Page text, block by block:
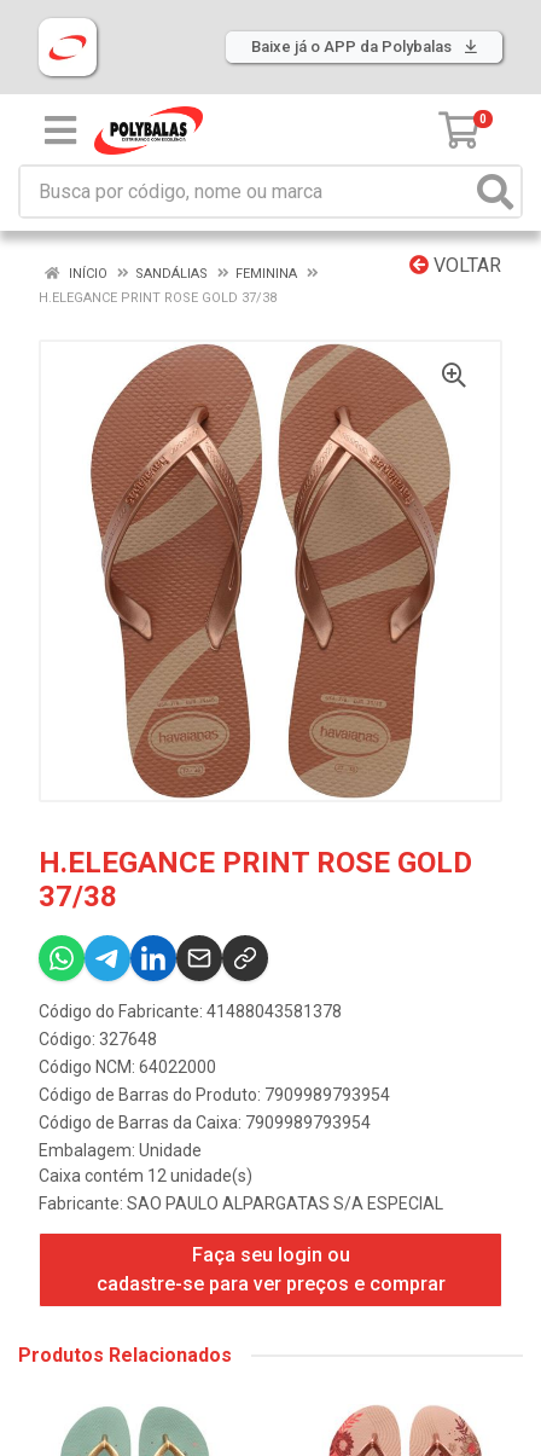
Baixe já o APP da Polybalas
0
VOLTAR
INÍCIO SANDÁLIAS
FEMININA
H.ELEGANCE PRINT ROSE GOLD 37/38
H.ELEGANCE PRINT ROSE GOLD
37/38
Código do Fabricante: 41488043581378
Código: 327648
Código NCM: 64022000
Código de Barras do Produto: 7909989793954
Código de Barras da Caixa: 7909989793954
Embalagem: Unidade
Caixa contém 12 unidade(s)
Fabricante: SAO PAULO ALPARGATAS S/A ESPECIAL
Faça seu login ou
cadastre-se para ver preços e comprar
Produtos Relacionados